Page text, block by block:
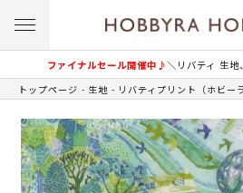
ファイナルセール開催中♪＼リバティ 生地
トップページ 生地 リバティプリント（ホビー